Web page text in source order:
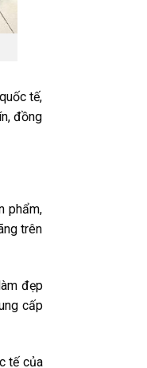
tế,
đồng
phẩm,
trên
đẹp
cấp
tế của